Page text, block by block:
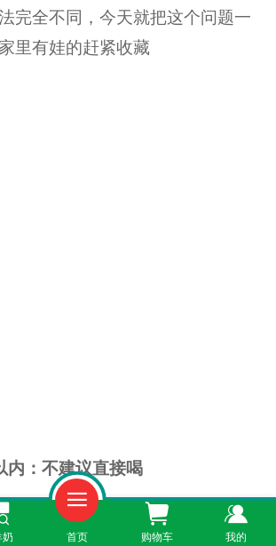
完全不同，今天就把这个问题一
里有娃的赶紧收藏
内：不建议直接喝
宝，肠胃消化系统还没发育成
奶 首页 购物车 我的